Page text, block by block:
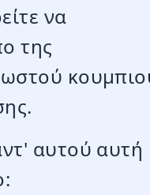
να
της
αυτού αυτή